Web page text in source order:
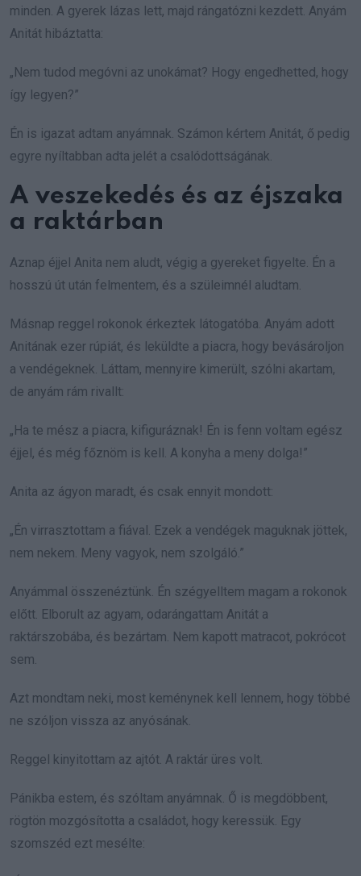
minden. A gyerek lázas lett, majd rángatózni kezdett. Anyám
Anitát hibáztatta:
„Nem tudod megóvni az unokámat? Hogy engedhetted, hogy
így legyen?”
Én is igazat adtam anyámnak. Számon kértem Anitát, ő pedig
egyre nyíltabban adta jelét a csalódottságának.
A veszekedés és az éjszaka
a raktárban
Aznap éjjel Anita nem aludt, végig a gyereket figyelte. Én a
hosszú út után felmentem, és a szüleimnél aludtam.
Másnap reggel rokonok érkeztek látogatóba. Anyám adott
Anitának ezer rúpiát, és leküldte a piacra, hogy bevásároljon
a vendégeknek. Láttam, mennyire kimerült, szólni akartam,
de anyám rám rivallt:
„Ha te mész a piacra, kifiguráznak! Én is fenn voltam egész
éjjel, és még főznöm is kell. A konyha a meny dolga!”
Anita az ágyon maradt, és csak ennyit mondott:
„Én virrasztottam a fiával. Ezek a vendégek maguknak jöttek,
nem nekem. Meny vagyok, nem szolgáló.”
Anyámmal összenéztünk. Én szégyelltem magam a rokonok
előtt. Elborult az agyam, odarángattam Anitát a
raktárszobába, és bezártam. Nem kapott matracot, pokrócot
sem.
Azt mondtam neki, most keménynek kell lennem, hogy többé
ne szóljon vissza az anyósának.
Reggel kinyitottam az ajtót. A raktár üres volt.
Pánikba estem, és szóltam anyámnak. Ő is megdöbbent,
rögtön mozgósította a családot, hogy keressük. Egy
szomszéd ezt mesélte: